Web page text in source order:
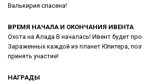
Валькирия спасена!
ВРЕМЯ НАЧАЛА И ОКОНЧАНИЯ ИВЕНТА
Охота на Алада В началась! Ивент будет
Зараженных каждой из планет Юпитера,
принять участие!
НАГРАДЫ